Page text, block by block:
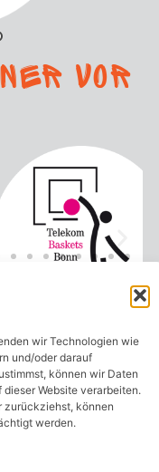
wir Technologien wie
und/oder darauf
können wir Daten
Website verarbeiten.
zurückziehst, können
werden.
vor
wir